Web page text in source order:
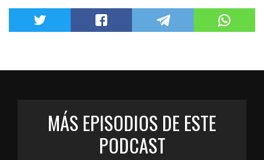
MÁS EPISODIOS DE ESTE
PODCAST